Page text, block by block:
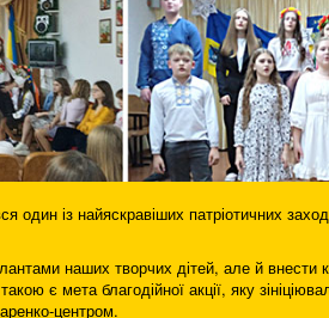
один із найяскравіших патріотичних
наших творчих дітей, але й внести
є мета благодійної акції, яку
центром.